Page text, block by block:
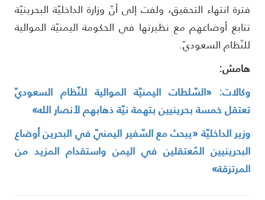
انتهاء التحقيق، ولفت إلى أنّ وزارة الداخليّة البحرينيّة
أوضاعهم مع نظيرتها في الحكومة اليمنيّة الموالية
السعوديّ.
«السّلطات اليمنيّة الموالية للنّظام السعوديّ
خمسة بحرينيين بتهمة نيّة ذهابهم لأنصار الله»
الداخليّة «يبحث مع السّفير اليمنيّ في البحرين أوضاع
المُعتقلين في اليمن واستقدام المزيد من